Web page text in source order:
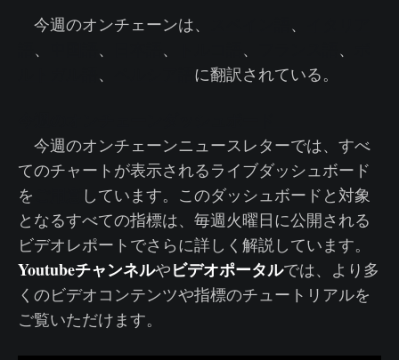
今週のオンチェーンは、 、
、 、 、 、 、
、 に翻訳されている。
今週のオンチェーンニュースレターでは、すべ
てのチャートが表示されるライブダッシュボード
を
しています。このダッシュボードと対象
となるすべての指標は、毎週火曜日に公開される
ビデオレポートでさらに詳しく解説しています。
Youtubeチャンネルやビデオポータルでは、より多
くのビデオコンテンツや指標のチュートリアルを
ご覧いただけます。